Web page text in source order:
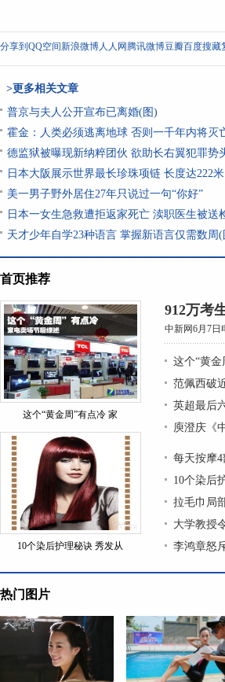
分享到 QQ空间新浪微博人人网 腾讯微博豆瓣百度搜藏
>更多相关文章
普京与夫人公开宣布已离婚(图)
霍金：人类必须逃离地球 否则一千年内将灭
德监狱被曝现新纳粹团伙 欲助长右翼犯罪势
日本大阪展示世界最长珍珠项链 长度达222米
美一男子野外居住27年只说过一句“你好”
日本一女生急救遭拒返家死亡 渎职医生被送
天才少年自学23种语言 掌握新语言仅需数周(
首页推荐
这个“黄金周”有点冷 家
10个染后护理秘诀 秀发从
912万考
中新网6月7日
这个“黄
范佩西破
英超最后
庾澄庆《
每天按摩
10个染后
拉毛巾局
大学教授
李鸿章怒
热门图片